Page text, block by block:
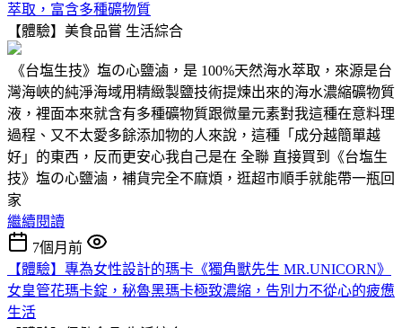
萃取，富含多種礦物質
【體驗】美食品嘗 生活綜合
《台塩生技》塩の心鹽滷，是 100%天然海水萃取，來源是台
灣海峽的純淨海域用精緻製鹽技術提煉出來的海水濃縮礦物質
液，裡面本來就含有多種礦物質跟微量元素對我這種在意料理
過程、又不太愛多餘添加物的人來說，這種「成分越簡單越
好」的東西，反而更安心我自己是在 全聯 直接買到《台塩生
技》塩の心鹽滷，補貨完全不麻煩，逛超市順手就能帶一瓶回
家
繼續閱讀
7個月前
【體驗】專為女性設計的瑪卡《獨角獸先生 MR.UNICORN》
女皇管花瑪卡錠，秘魯黑瑪卡極致濃縮，告別力不從心的疲憊
生活